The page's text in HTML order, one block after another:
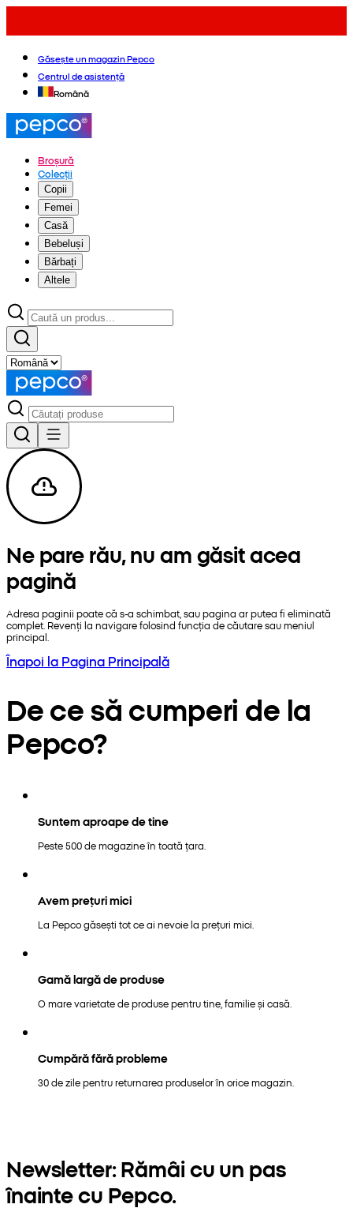
Găsește un magazin Pepco
Centrul de asistență
Română
Broșură
Colecții
Copii
Femei
Casă
Bebeluși
Bărbați
Altele
Ne pare rău, nu am găsit acea
pagină
Adresa paginii poate că s-a schimbat, sau pagina ar putea fi eliminată
complet. Revenți la navigare folosind funcția de căutare sau meniul
principal.
Înapoi la Pagina Principală
De ce să cumperi de la
Pepco?
Suntem aproape de tine
Peste 500 de magazine în toată țara.
Avem prețuri mici
La Pepco găsești tot ce ai nevoie la prețuri mici.
Gamă largă de produse
O mare varietate de produse pentru tine, familie și casă.
Cumpără fără probleme
30 de zile pentru returnarea produselor în orice magazin.
Newsletter: Rămâi cu un pas
înainte cu Pepco.